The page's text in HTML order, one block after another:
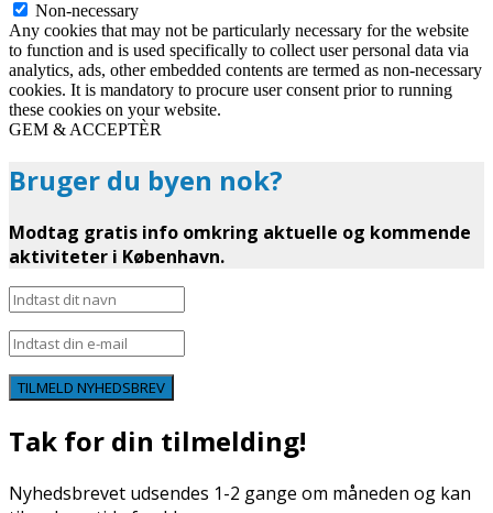
Non-necessary
Any cookies that may not be particularly necessary for the website
to function and is used specifically to collect user personal data via
analytics, ads, other embedded contents are termed as non-necessary
cookies. It is mandatory to procure user consent prior to running
these cookies on your website.
GEM & ACCEPTÈR
Bruger du byen nok?
Modtag gratis info omkring aktuelle og kommende
aktiviteter i København.
TILMELD NYHEDSBREV
Tak for din tilmelding!
Nyhedsbrevet udsendes 1-2 gange om måneden og kan